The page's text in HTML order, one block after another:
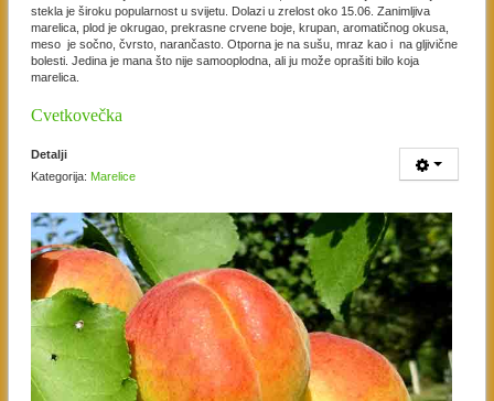
stekla je široku popularnost u svijetu. Dolazi u zrelost oko 15.06. Zanimljiva
marelica, plod je okrugao, prekrasne crvene boje, krupan, aromatičnog okusa,
meso je sočno, čvrsto, narančasto. Otporna je na sušu, mraz kao i na gljivične
bolesti. Jedina je mana što nije samooplodna, ali ju može oprašiti bilo koja
marelica.
Cvetkovečka
Detalji
Kategorija: Marelice